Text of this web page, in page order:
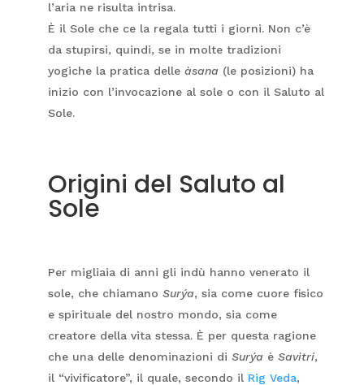
l’aria ne risulta intrisa.
È il Sole che ce la regala tutti i giorni. Non c’è
da stupirsi, quindi, se in molte tradizioni
yogiche la pratica delle àsana(le posizioni) ha
inizio con l’invocazione al sole o con il Saluto al
Sole.
Origini del Saluto al
Sole
Per migliaia di anni gli indù hanno venerato il
sole, che chiamano Surýa, sia come cuore fisico
e spirituale del nostro mondo, sia come
creatore della vita stessa. È per questa ragione
che una delle denominazioni di Surýaè Savìtri,
il “vivificatore”, il quale, secondo il Rig Veda,